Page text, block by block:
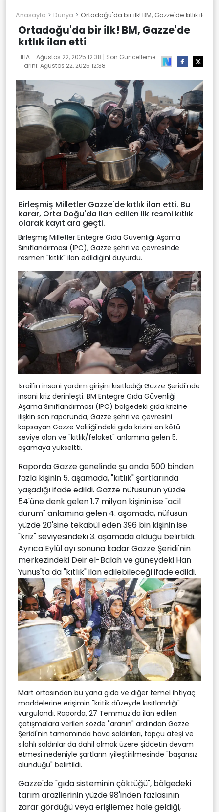
Anasayfa Dünya Ortadoğu'da bir ilk! BM, Gazze'de kıtlık ilan
Ortadoğu'da bir ilk! BM, Gazze'de
kıtlık ilan etti
IHA - Ağustos 22, 2025 12:38 | Son Güncelleme
Tarihi: Ağustos 22, 2025 12:38
Birleşmiş Milletler Gazze'de kıtlık ilan etti. Bu
karar, Orta Doğu'da ilan edilen ilk resmi kıtlık
olarak kayıtlara geçti.
Birleşmiş Milletler Entegre Gıda Güvenliği Aşama
Sınıflandırması (IPC), Gazze şehri ve çevresinde
resmen "kıtlık" ilan edildiğini duyurdu.
İsrail'in insani yardım girişini kısıtladığı Gazze Şeridi'nde
insani kriz derinleşti. BM Entegre Gıda Güvenliği
Aşama Sınıflandırması (IPC) bölgedeki gıda krizine
ilişkin son raporunda, Gazze şehri ve çevresini
kapsayan Gazze Valiliği'ndeki gıda krizini en kötü
seviye olan ve "kıtlık/felaket" anlamına gelen 5.
aşamaya yükseltti.
Raporda Gazze genelinde şu anda 500 binden
fazla kişinin 5. aşamada, "kıtlık" şartlarında
yaşadığı ifade edildi. Gazze nüfusunun yüzde
54'üne denk gelen 1.7 milyon kişinin ise "acil
durum" anlamına gelen 4. aşamada, nüfusun
yüzde 20'sine tekabül eden 396 bin kişinin ise
"kriz" seviyesindeki 3. aşamada olduğu belirtildi.
Ayrıca Eylül ayı sonuna kadar Gazze Şeridi'nin
merkezindeki Deir el-Balah ve güneydeki Han
Yunus'ta da "kıtlık" ilan edilebileceği ifade edildi.
Mart ortasından bu yana gıda ve diğer temel ihtiyaç
maddelerine erişimin "kritik düzeyde kısıtlandığı"
vurgulandı. Raporda, 27 Temmuz'da ilan edilen
çatışmalara verilen sözde "aranın" ardından Gazze
Şeridi'nin tamamında hava saldırıları, topçu ateşi ve
silahlı saldırılar da dahil olmak üzere şiddetin devam
etmesi nedeniyle şartların iyileştirilmesinde "başarısız
olunduğu" belirtildi.
Gazze'de "gıda sisteminin çöktüğü", bölgedeki
tarım arazilerinin yüzde 98'inden fazlasının
zarar gördüğü veya erişilemez hale geldiği,